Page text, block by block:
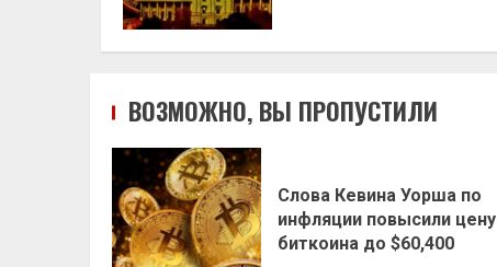
ВОЗМОЖНО, ВЫ ПРОПУСТИЛИ
Слова Кевина Уорша по
инфляции повысили цену
биткоина до $60,400